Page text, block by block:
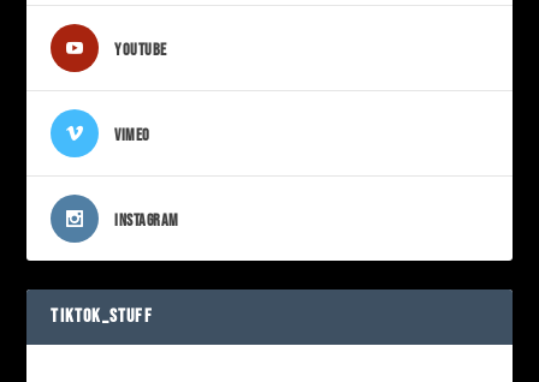
YOUTUBE
VIMEO
INSTAGRAM
TIKTOK_STUFF